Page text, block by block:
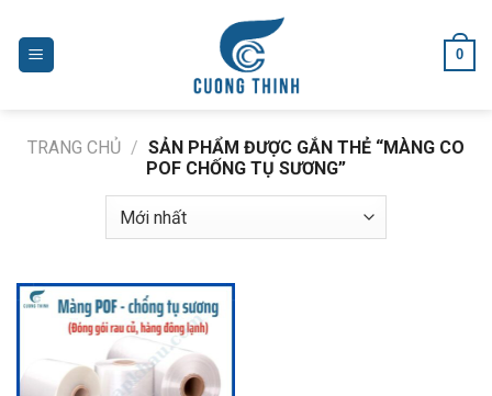
content
0
TRANG CHỦ / SẢN PHẨM ĐƯỢC GẮN THẺ “MÀNG CO
POF CHỐNG TỤ SƯƠNG”